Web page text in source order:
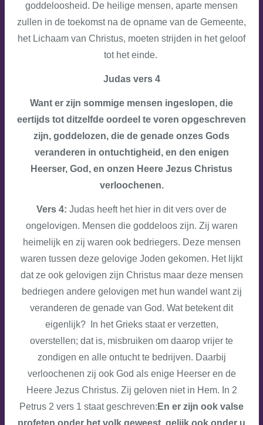
goddeloosheid. De heilige mensen, aparte mensen
zullen in de toekomst na de opname van de Gemeente,
het Lichaam van Christus, moeten strijden in het geloof
tot het einde.
Judas vers 4
Want er zijn sommige mensen ingeslopen, die
eertijds tot ditzelfde oordeel te voren opgeschreven
zijn, goddelozen, die de genade onzes Gods
veranderen in ontuchtigheid, en den enigen
Heerser, God, en onzen Heere Jezus Christus
verloochenen.
Vers 4: Judas heeft het hier in dit vers over de
ongelovigen. Mensen die goddeloos zijn. Zij waren
heimelijk en zij waren ook bedriegers. Deze mensen
waren tussen deze gelovige Joden gekomen. Het lijkt
dat ze ook gelovigen zijn Christus maar deze mensen
bedriegen andere gelovigen met hun wandel want zij
veranderen de genade van God. Wat betekent dit
eigenlijk? In het Grieks staat er verzetten,
overstellen; dat is, misbruiken om daarop vrijer te
zondigen en alle ontucht te bedrijven. Daarbij
verloochenen zij ook God als enige Heerser en de
Heere Jezus Christus. Zij geloven niet in Hem. In 2
Petrus 2 vers 1 staat geschreven: En er zijn ook valse